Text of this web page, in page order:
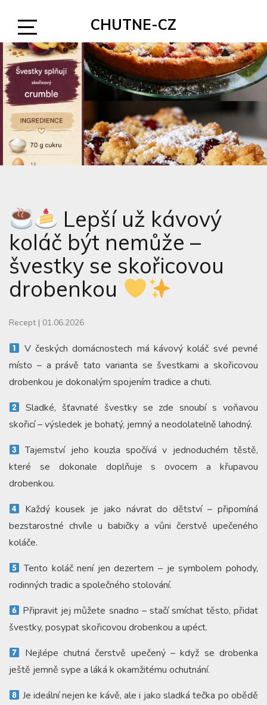
content
Open
Sidebar
CHUTNE-CZ
Lepší už kávový
koláč být nemůže –
švestky se skořicovou
drobenkou
Recept | 01.06.2026
V českých domácnostech má kávový koláč své pevné
místo – a právě tato varianta se švestkami a skořicovou
drobenkou je dokonalým spojením tradice a chuti.
Sladké, šťavnaté švestky se zde snoubí s voňavou
skořicí – výsledek je bohatý, jemný a neodolatelně lahodný.
Tajemství jeho kouzla spočívá v jednoduchém těstě,
které se dokonale doplňuje s ovocem a křupavou
drobenkou.
Každý kousek je jako návrat do dětství – připomíná
bezstarostné chvíle u babičky a vůni čerstvě upečeného
koláče.
Tento koláč není jen dezertem – je symbolem pohody,
rodinných tradic a společného stolování.
Připravit jej můžete snadno – stačí smíchat těsto, přidat
švestky, posypat skořicovou drobenkou a upéct.
Nejlépe chutná čerstvě upečený – když se drobenka
ještě jemně sype a láká k okamžitému ochutnání.
Je ideální nejen ke kávě, ale i jako sladká tečka po obědě